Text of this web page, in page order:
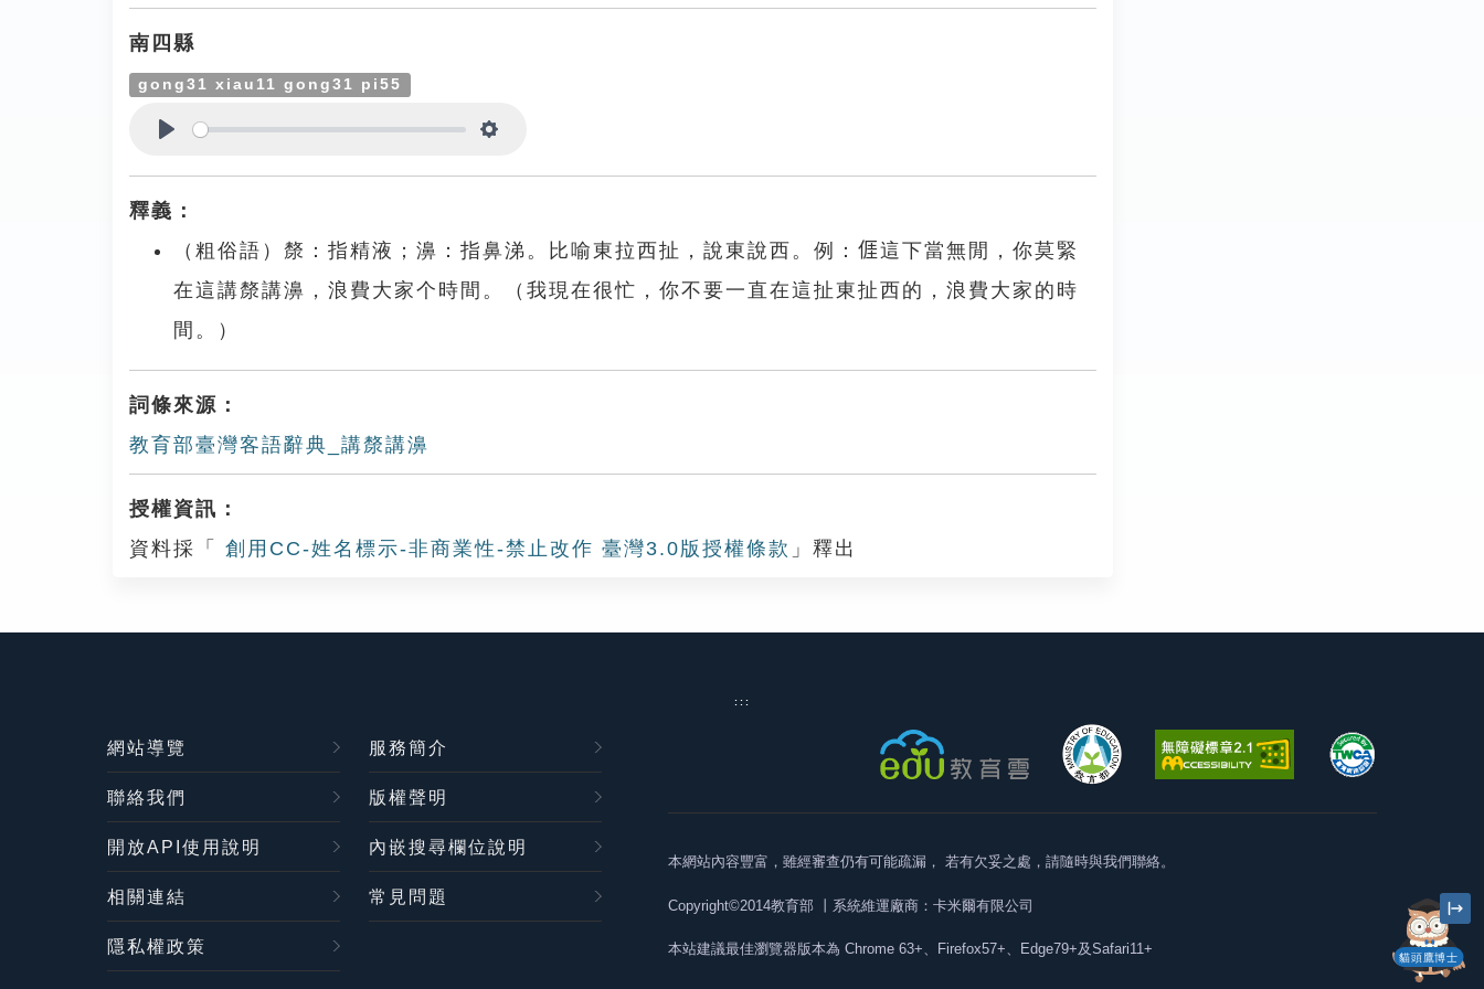
南四縣
gong31 xiau11 gong31 pi55
釋義：
（粗俗語）漦：指精液；濞：指鼻涕。比喻東拉西扯，說東說西。例：𠊎這下當無閒，你莫緊
在這講漦講濞，浪費大家个時間。（我現在很忙，你不要一直在這扯東扯西的，浪費大家的時
間。）
詞條來源：
教育部臺灣客語辭典_講漦講濞
授權資訊：
資料採「
創用CC-姓名標示-非商業性-禁止改作 臺灣3.0版授權條款 」釋出
貓頭鷹博士
:::
網站導覽 服務簡介
聯絡我們 版權聲明
開放API使用說明 內嵌搜尋欄位說明
相關連結 常見問題
隱私權政策
本網站內容豐富，雖經審查仍有可能疏漏， 若有欠妥之處，請隨時與我們聯絡。
Copyright©2014教育部 丨系統維運廠商：卡米爾有限公司
本站建議最佳瀏覽器版本為 Chrome 63+、Firefox57+、Edge79+及Safari11+